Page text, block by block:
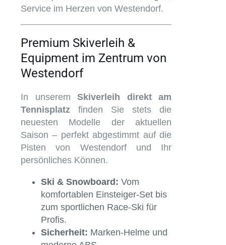
Service im Herzen von Westendorf.
Premium Skiverleih &
Equipment im Zentrum von
Westendorf
In unserem Skiverleih direkt am
Tennisplatz finden Sie stets die
neuesten Modelle der aktuellen
Saison – perfekt abgestimmt auf die
Pisten von Westendorf und Ihr
persönliches Können.
Ski & Snowboard: Vom
komfortablen Einsteiger-Set bis
zum sportlichen Race-Ski für
Profis.
Sicherheit: Marken-Helme und